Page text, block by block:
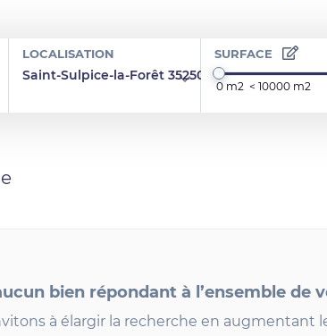
LOCALISATION
Saint-Sulpice-la-Forêt 35250
SURFACE
bien répondant à l’ensemble
à élargir la recherche en augmentant